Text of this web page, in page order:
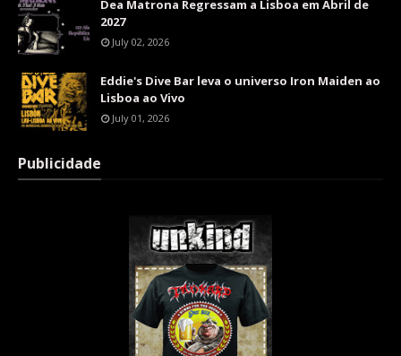
Dea Matrona Regressam a Lisboa em Abril de
2027
July 02, 2026
Eddie's Dive Bar leva o universo Iron Maiden ao
Lisboa ao Vivo
July 01, 2026
Publicidade